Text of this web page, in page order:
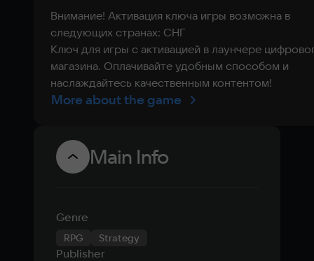
Внимание! Активация ключа игры возможна в
следующих странах: СНГ
Ключ для игры с активацией в лаунчере
магазина. Оплачивайте удобным способом и
наслаждайтесь качественным контентом!
More about the game
Main Info
Genre
RPG Strategy
Publisher